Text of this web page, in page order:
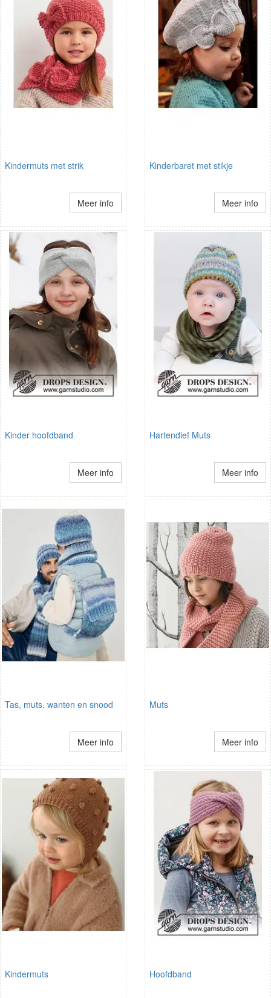
Kindermuts met strik
Meer info
Kinderbaret met stikje
Meer info
Kinder hoofdband
Meer info
Hartendief Muts
Meer info
Tas, muts, wanten en snood
Meer info
Muts
Meer info
Kindermuts Hoofdband